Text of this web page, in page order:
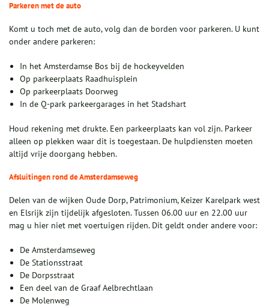
Parkeren met de auto
Komt u toch met de auto, volg dan de borden voor parkeren. U kunt
onder andere parkeren:
In het Amsterdamse Bos bij de hockeyvelden
Op parkeerplaats Raadhuisplein
Op parkeerplaats Doorweg
In de Q‑park parkeergarages in het Stadshart
Houd rekening met drukte. Een parkeerplaats kan vol zijn. Parkeer
alleen op plekken waar dit is toegestaan. De hulpdiensten moeten
altijd vrije doorgang hebben.
Afsluitingen rond de Amsterdamseweg
Delen van de wijken Oude Dorp, Patrimonium, Keizer Karelpark west
en Elsrijk zijn tijdelijk afgesloten. Tussen 06.00 uur en 22.00 uur
mag u hier niet met voertuigen rijden. Dit geldt onder andere voor:
De Amsterdamseweg
De Stationsstraat
De Dorpsstraat
Een deel van de Graaf Aelbrechtlaan
De Molenweg